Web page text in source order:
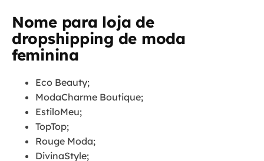
Nome para loja de
dropshipping de moda
feminina
Eco Beauty;
ModaCharme Boutique;
EstiloMeu;
TopTop;
Rouge Moda;
DivinaStyle;